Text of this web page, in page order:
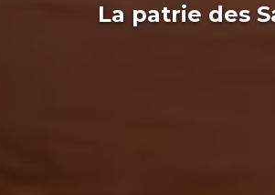
La patrie des